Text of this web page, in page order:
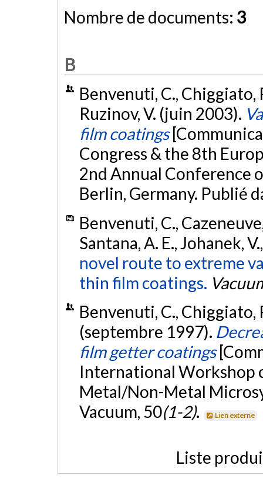
Nombre de documents: 3
B
Benvenuti, C., Chiggiato,
Ruzinov, V. (juin 2003).
film coatings
Congress & the 8th
2nd Annual Conference
Berlin, Germany. Publié
Benvenuti, C.,
Santana, A. E., Johanek,
novel route to extreme
thin film coatings.
Benvenuti, C., Chiggiato,
(septembre 1997).
film getter coatings
International Workshop
Metal/Non-Metal
Vacuum, 50(1-2). Lien externe
Liste